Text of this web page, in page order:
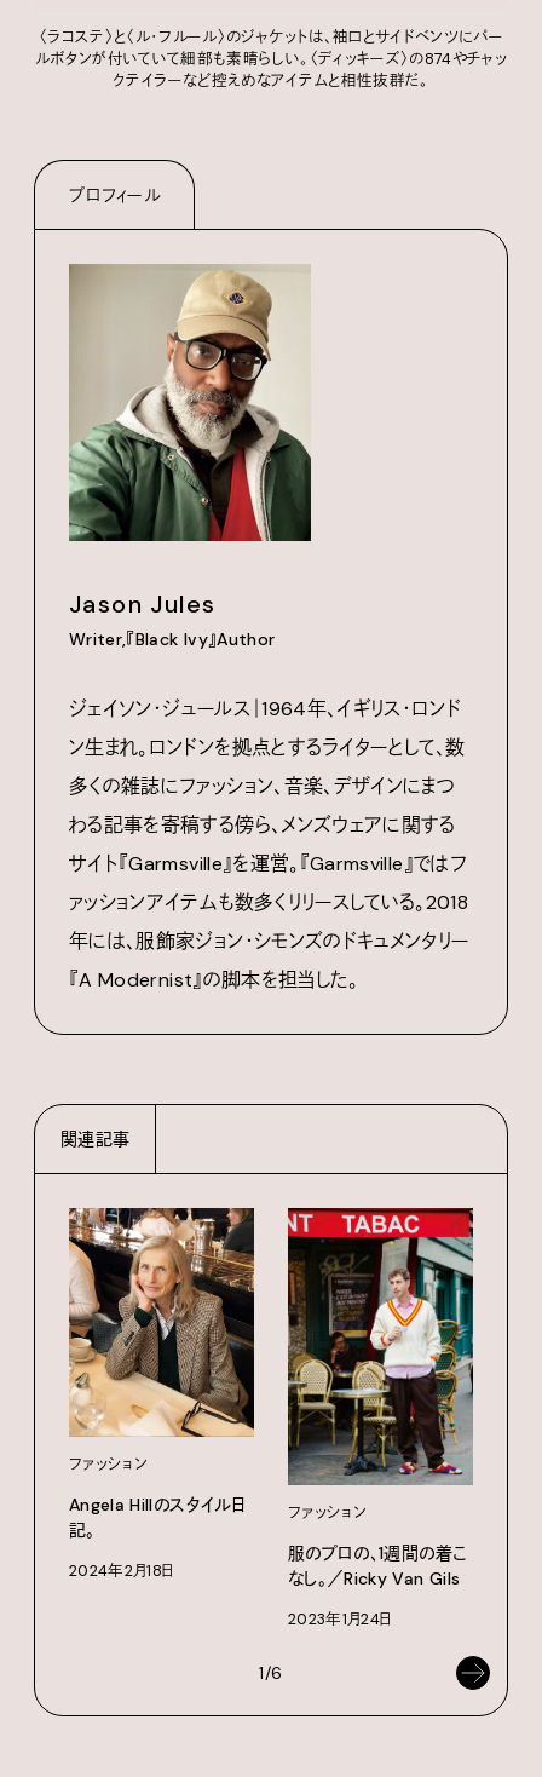
〈ラコステ〉と〈ル・フルール〉のジャケットは、袖口とサイドベンツにパー
ルボタンが付いていて細部も素晴らしい。〈ディッキーズ〉の874やチャッ
クテイラーなど控えめなアイテムと相性抜群だ。
プロフィール
Jason Jules
Writer,『Black Ivy』Author
ジェイソン・ジュールス｜1964年、イギリス・ロンド
ン生まれ。ロンドンを拠点とするライターとして、数
多くの雑誌にファッション、音楽、デザインにまつ
わる記事を寄稿する傍ら、メンズウェアに関する
サイト『Garmsville』を運営。『Garmsville』ではフ
ァッションアイテムも数多くリリースしている。2018
年には、服飾家ジョン・シモンズのドキュメンタリー
『A Modernist』の脚本を担当した。
関連記事
ファッション
Angela Hillのスタイル日
記。
2024年2月18日
ファッション
服のプロの、1週間の着こ
なし。／Ricky Van Gils
2023年1月24日
1/6